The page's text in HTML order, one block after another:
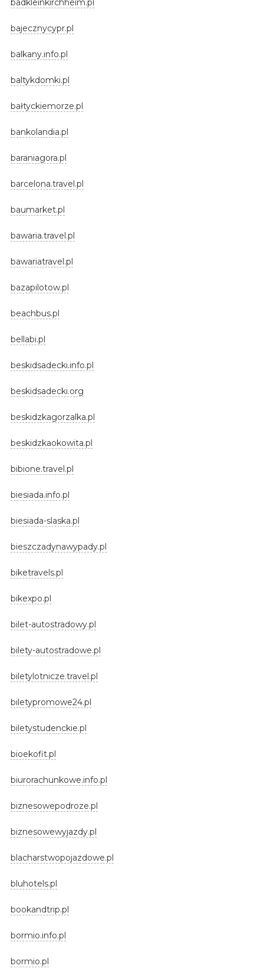
badkleinkirchheim.pl
bajecznycypr.pl
balkany.info.pl
baltykdomki.pl
bałtyckiemorze.pl
bankolandia.pl
baraniagora.pl
barcelona.travel.pl
baumarket.pl
bawaria.travel.pl
bawariatravel.pl
bazapilotow.pl
beachbus.pl
bellabi.pl
beskidsadecki.info.pl
beskidsadecki.org
beskidzkagorzalka.pl
beskidzkaokowita.pl
bibione.travel.pl
biesiada.info.pl
biesiada-slaska.pl
bieszczadynawypady.pl
biketravels.pl
bikexpo.pl
bilet-autostradowy.pl
bilety-autostradowe.pl
biletylotnicze.travel.pl
biletypromowe24.pl
biletystudenckie.pl
bioekofit.pl
biurorachunkowe.info.pl
biznesowepodroze.pl
biznesowewyjazdy.pl
blacharstwopojazdowe.pl
bluhotels.pl
bookandtrip.pl
bormio.info.pl
bormio.pl